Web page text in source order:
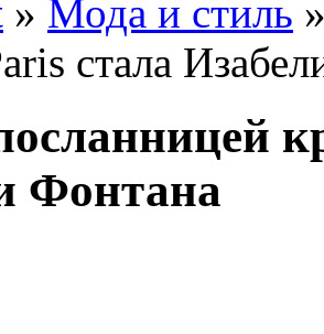
» Мода и стиль
стала
Фонтана